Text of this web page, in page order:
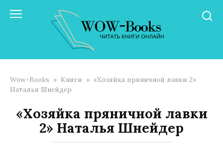
Wow-Books » Книги » «Хозяйка пряничной лавки 2»
Наталья Шнейдер
«Хозяйка пряничной лавки
2» Наталья Шнейдер